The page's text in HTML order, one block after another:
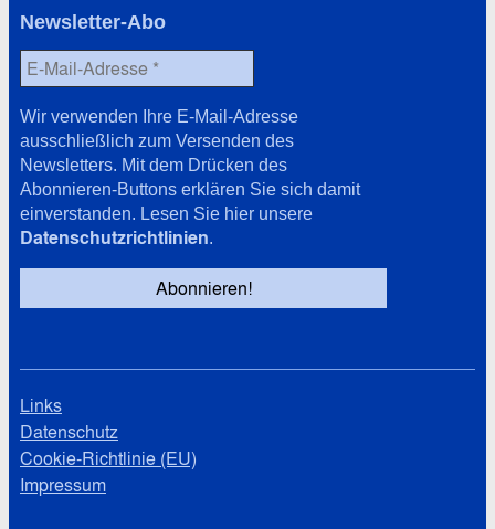
Newsletter-Abo
Wir verwenden Ihre E-Mail-Adresse
ausschließlich zum Versenden des
Newsletters. Mit dem Drücken des
Abonnieren-Buttons erklären Sie sich damit
einverstanden. Lesen Sie hier unsere
Datenschutzrichtlinien.
Links
Datenschutz
Cookie-Richtlinie (EU)
Impressum